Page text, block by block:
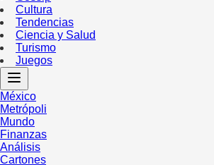
Cultura
Tendencias
Ciencia y Salud
Turismo
Juegos
México
Metrópoli
Mundo
Finanzas
Análisis
Cartones